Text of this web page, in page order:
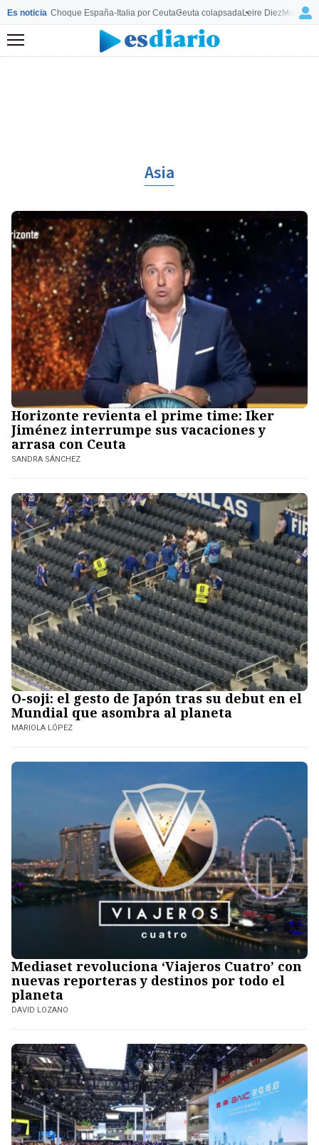
Es noticia Choque España-Italia por CeutaCeuta colapsadaLeire Diez
Menú
Asia
Horizonte revienta el prime time: Iker
Jiménez interrumpe sus vacaciones y
arrasa con Ceuta
SANDRA SÁNCHEZ
O-soji: el gesto de Japón tras su debut en el
Mundial que asombra al planeta
MARIOLA LÓPEZ
Mediaset revoluciona ‘Viajeros Cuatro’ con
nuevas reporteras y destinos por todo el
planeta
DAVID LOZANO